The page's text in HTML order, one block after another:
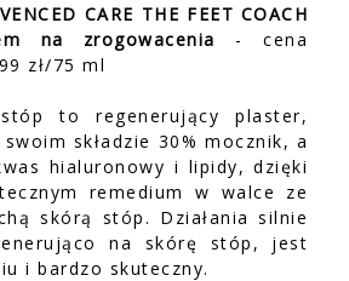
CARE THE FEET COACH
na zrogowacenia - cena
zł/75 ml
to regenerujący plaster,
składzie 30% mocznik, a
hialuronowy i lipidy, dzięki
remedium w walce ze
skórą stóp. Działania silnie
na skórę stóp, jest
i bardzo skuteczny.